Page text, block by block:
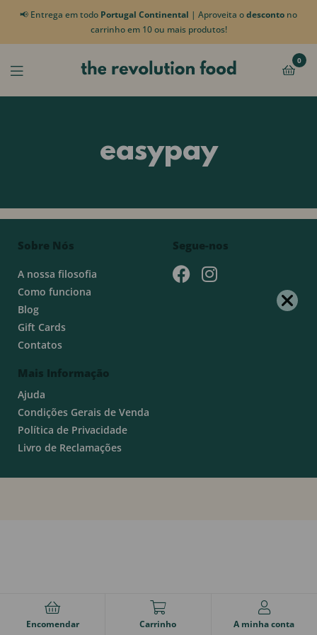
📢 Entrega em todo Portugal Continental | Aproveita odesconto no
carrinho em 10 ou mais produtos!
0
easypay
Sobre Nós
A nossa filosofia
Como funciona
Blog
Gift Cards
Contatos
Mais Informação
Ajuda
Condições Gerais de Venda
Política de Privacidade
Livro de Reclamações
Segue-nos
Encomendar Carrinho A minha conta